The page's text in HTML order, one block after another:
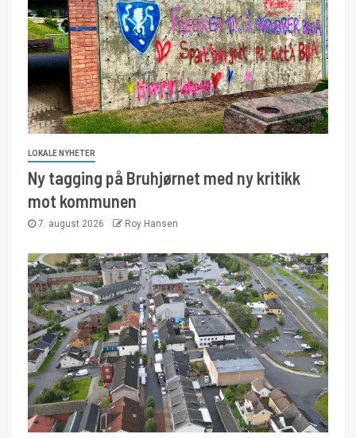
LOKALE NYHETER
Ny tagging på Bruhjørnet med ny kritikk
mot kommunen
7. august 2026 Roy Hansen